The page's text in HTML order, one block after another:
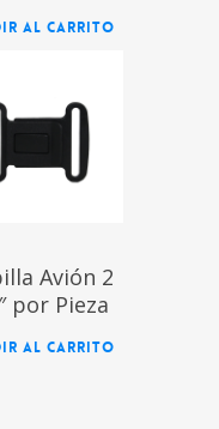
AL CARRITO
Avión 2
por Pieza
AL CARRITO